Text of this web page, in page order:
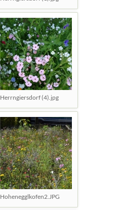
Herrngiersdorf (4).jpg
Hohenegglkofen2.JPG